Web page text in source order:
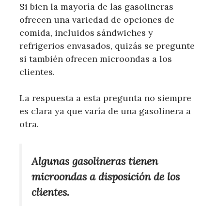
Si bien la mayoría de las gasolineras
ofrecen una variedad de opciones de
comida, incluidos sándwiches y
refrigerios envasados, quizás se pregunte
si también ofrecen microondas a los
clientes.
La respuesta a esta pregunta no siempre
es clara ya que varía de una gasolinera a
otra.
Algunas gasolineras tienen
microondas a disposición de los
clientes.